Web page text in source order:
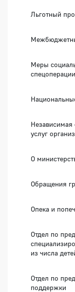
Льготный
Меры
спецоперации
Независимая
услуг
О
Обращения
Опека и
Отдел по
из числа
Отдел по
поддержки